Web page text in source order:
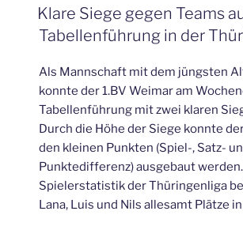
SWDM
U13-
AM
Klare Siege gegen Teams
Tabellenführung in der
Als Mannschaft mit dem jüngsten
konnte der 1.BV Weimar am
Tabellenführung mit zwei klaren
Durch die Höhe der Siege konnte
den kleinen Punkten (Spiel-, Satz-
Punktedifferenz) ausgebaut
Spielerstatistik der Thüringenliga
Lana, Luis und Nils allesamt Plätze